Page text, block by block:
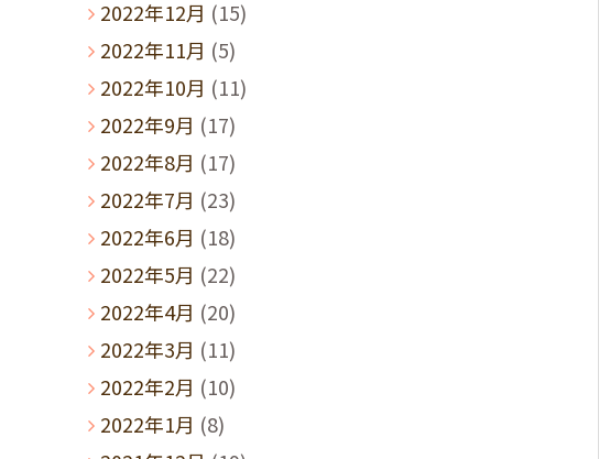
2022年12月 (15)
2022年11月 (5)
2022年10月 (11)
2022年9月 (17)
2022年8月 (17)
2022年7月 (23)
2022年6月 (18)
2022年5月 (22)
2022年4月 (20)
2022年3月 (11)
2022年2月 (10)
2022年1月 (8)